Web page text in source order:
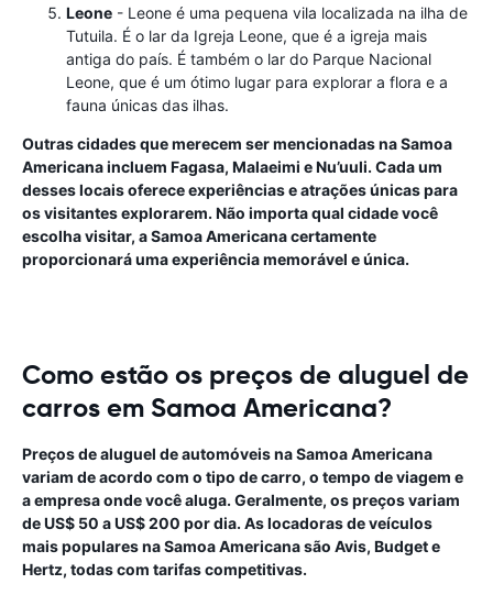
Leone - Leone é uma pequena vila localizada na ilha de
Tutuila. É o lar da Igreja Leone, que é a igreja mais
antiga do país. É também o lar do Parque Nacional
Leone, que é um ótimo lugar para explorar a flora e a
fauna únicas das ilhas.
Outras cidades que merecem ser mencionadas na Samoa
Americana incluem Fagasa, Malaeimi e Nu’uuli. Cada um
desses locais oferece experiências e atrações únicas para
os visitantes explorarem. Não importa qual cidade você
escolha visitar, a Samoa Americana certamente
proporcionará uma experiência memorável e única.
Como estão os preços de aluguel de
carros em Samoa Americana?
Preços de aluguel de automóveis na Samoa Americana
variam de acordo com o tipo de carro, o tempo de viagem e
a empresa onde você aluga. Geralmente, os preços variam
de US$ 50 a US$ 200 por dia. As locadoras de veículos
mais populares na Samoa Americana são Avis, Budget e
Hertz, todas com tarifas competitivas.